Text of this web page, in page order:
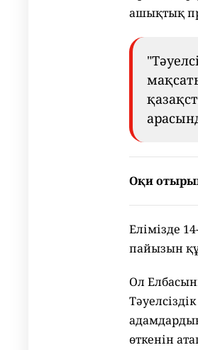
ашықтық
Оқи
Елімізде
пайызын
Ол
өткенін